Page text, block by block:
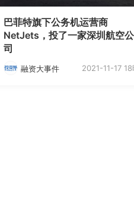
巴菲特旗下公务机运营商
NetJets，投了一家深圳航空公
司
融资大事件 2021-11-17 18